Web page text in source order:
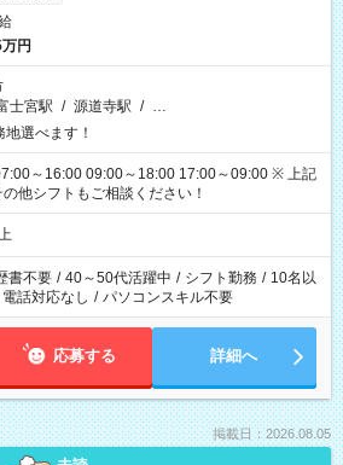
円
士宮駅 / 源道寺駅 / …
選べます！
～16:00 09:00～18:00 17:00～09:00 ※ 上記
他シフトもご相談ください！
書不要 / 40～50代活躍中 / シフト勤務 / 10名以
電話対応なし / パソコンスキル不要
応募する 詳細へ
掲載日：2026.08.05